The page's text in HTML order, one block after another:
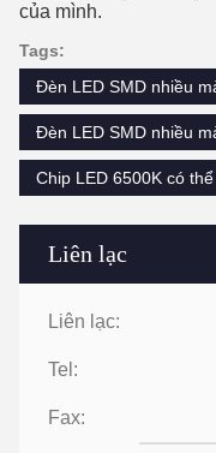
Liên lạc
Liên lạc:
Tel:
Fax:
của mình.
Tags:
Đèn LED SMD nhiều
Đèn LED SMD nhiều
Chip LED 6500K có